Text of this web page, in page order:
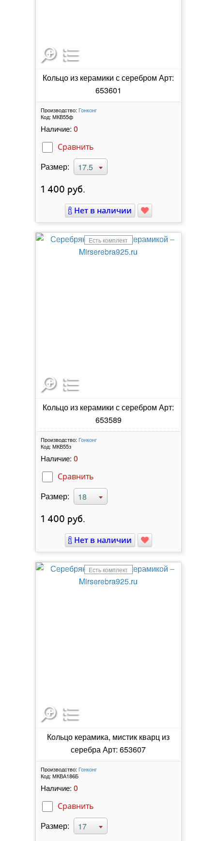
Кольцо из керамики с серебром Арт:
653601
Производство: Гонконг
Код: МКВ55ф
Наличие: 0
Сравнить
Размер: 17.5
1 400 руб.
Нет в наличии
Есть комплект
Кольцо из керамики с серебром Арт:
653589
Производство: Гонконг
Код: МКВ55з
Наличие: 0
Сравнить
Размер: 18
1 400 руб.
Нет в наличии
Есть комплект
Кольцо керамика, мистик кварц из
серебра Арт: 653607
Производство: Гонконг
Код: МКВА186Б
Наличие: 0
Сравнить
Размер: 17